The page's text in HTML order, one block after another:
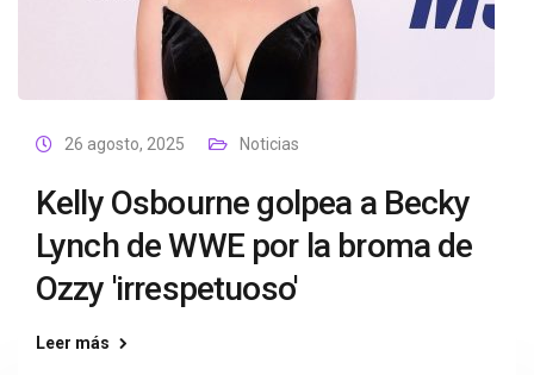
26 agosto, 2025 Noticias
Kelly Osbourne golpea a Becky
Lynch de WWE por la broma de
Ozzy 'irrespetuoso'
Leer más